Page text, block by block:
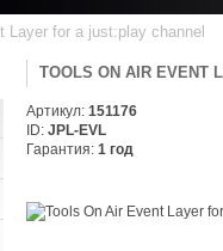
Layer for a just:play channel
TOOLS ON AIR EVENT
Артикул: 151176
ID: JPL-EVL
Гарантия: 1 год